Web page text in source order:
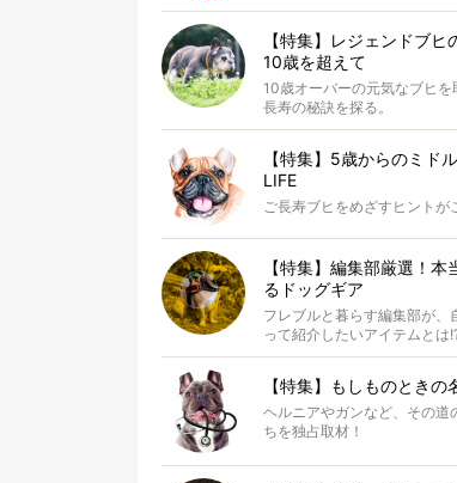
【特集】レジェンドブヒ
10歳を超えて
10歳オーバーの元気なブヒを
長寿の秘訣を探る。
【特集】5歳からのミド
LIFE
ご長寿ブヒをめざすヒントが
【特集】編集部厳選！本
るドッグギア
フレブルと暮らす編集部が、
って紹介したいアイテムとは
【特集】もしものときの
ヘルニアやガンなど、その道
ちを独占取材！